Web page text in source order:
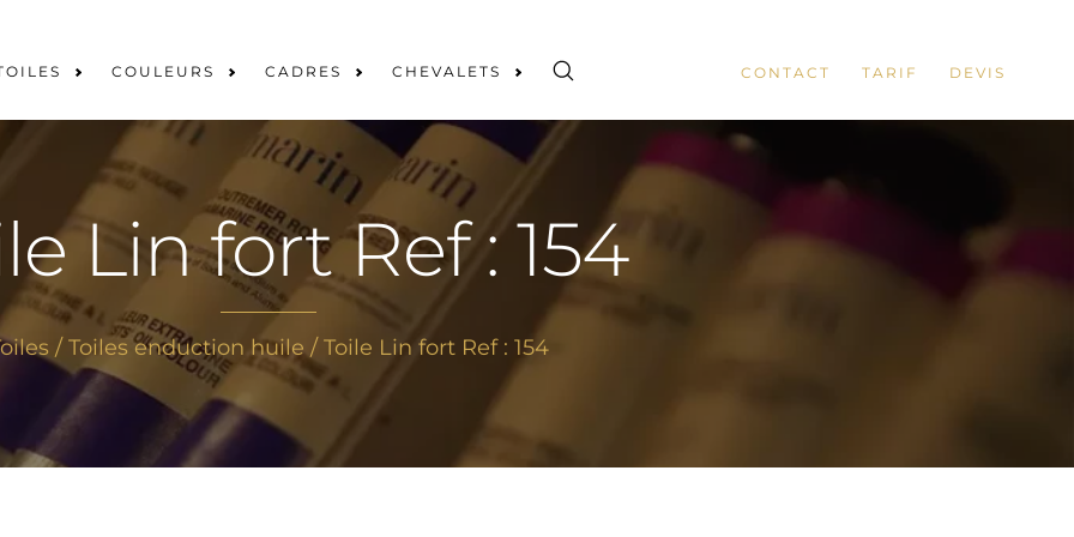
COULEURS CADRES CHEVALETS CONTACT TARIF DEVIS
Lin fort Ref : 154
/ Toiles enduction huile / Toile Lin fort Ref : 154